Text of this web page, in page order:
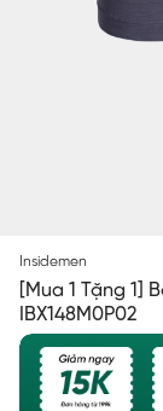
Insidemen
[Mua 1 Tặng 1]
IBX148M0P02